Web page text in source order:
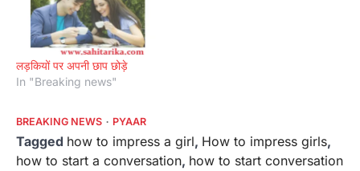
लड़कियों पर अपनी छाप छोड़े
In "Breaking news"
BREAKING NEWS PYAAR
Tagged how to impress a girl, How to impress girls,
how to start a conversation, how to start conversation